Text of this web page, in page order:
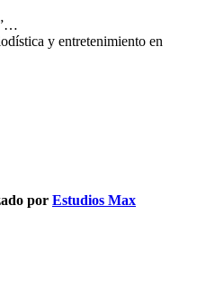
y entretenimiento en
por Estudios Max